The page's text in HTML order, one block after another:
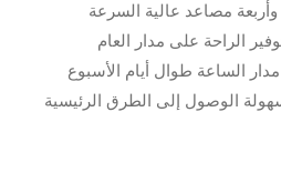
مصاعد عالية السرعة
الراحة على مدار العام
الساعة طوال أيام الأسبوع
الوصول إلى الطرق الرئيسية